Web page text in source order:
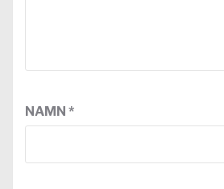
NAMN *